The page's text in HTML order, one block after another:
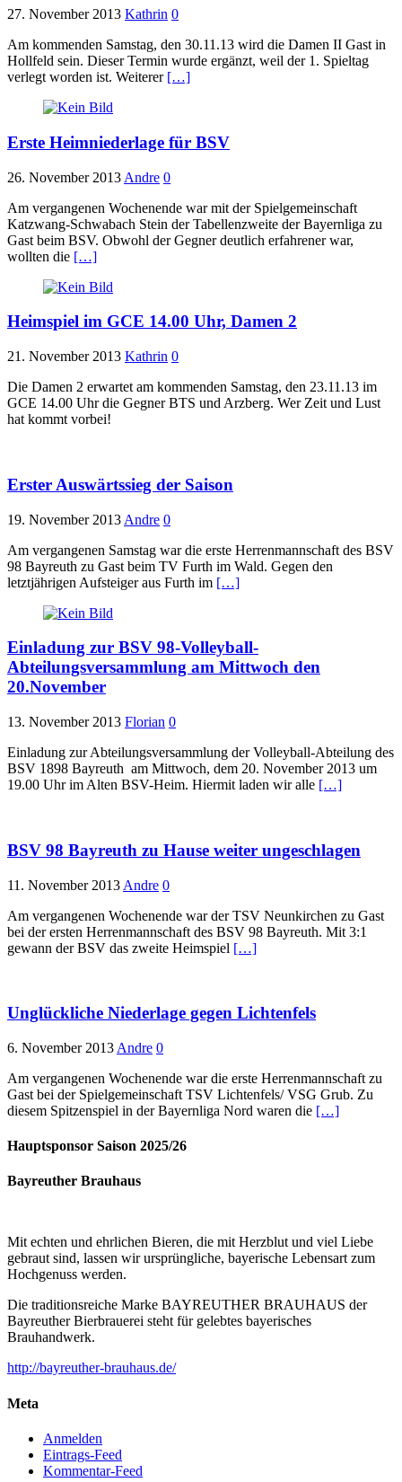
27. November 2013 Kathrin 0
Am kommenden Samstag, den 30.11.13 wird die Damen II Gast in
Hollfeld sein. Dieser Termin wurde ergänzt, weil der 1. Spieltag
verlegt worden ist. Weiterer […]
Erste Heimniederlage für BSV
26. November 2013 Andre 0
Am vergangenen Wochenende war mit der Spielgemeinschaft
Katzwang-Schwabach Stein der Tabellenzweite der Bayernliga zu
Gast beim BSV. Obwohl der Gegner deutlich erfahrener war,
wollten die […]
Heimspiel im GCE 14.00 Uhr, Damen 2
21. November 2013 Kathrin 0
Die Damen 2 erwartet am kommenden Samstag, den 23.11.13 im
GCE 14.00 Uhr die Gegner BTS und Arzberg. Wer Zeit und Lust
hat kommt vorbei!
Erster Auswärtssieg der Saison
19. November 2013 Andre 0
Am vergangenen Samstag war die erste Herrenmannschaft des BSV
98 Bayreuth zu Gast beim TV Furth im Wald. Gegen den
letztjährigen Aufsteiger aus Furth im […]
Einladung zur BSV 98-Volleyball-
Abteilungsversammlung am Mittwoch den
20.November
13. November 2013 Florian 0
Einladung zur Abteilungsversammlung der Volleyball-Abteilung des
BSV 1898 Bayreuth am Mittwoch, dem 20. November 2013 um
19.00 Uhr im Alten BSV-Heim. Hiermit laden wir alle […]
BSV 98 Bayreuth zu Hause weiter ungeschlagen
11. November 2013 Andre 0
Am vergangenen Wochenende war der TSV Neunkirchen zu Gast
bei der ersten Herrenmannschaft des BSV 98 Bayreuth. Mit 3:1
gewann der BSV das zweite Heimspiel […]
Unglückliche Niederlage gegen Lichtenfels
6. November 2013 Andre 0
Am vergangenen Wochenende war die erste Herrenmannschaft zu
Gast bei der Spielgemeinschaft TSV Lichtenfels/ VSG Grub. Zu
diesem Spitzenspiel in der Bayernliga Nord waren die […]
Hauptsponsor Saison 2025/26
Bayreuther Brauhaus
Mit echten und ehrlichen Bieren, die mit Herzblut und viel Liebe
gebraut sind, lassen wir ursprüngliche, bayerische Lebensart zum
Hochgenuss werden.
Die traditionsreiche Marke BAYREUTHER BRAUHAUS der
Bayreuther Bierbrauerei steht für gelebtes bayerisches
Brauhandwerk.
http://bayreuther-brauhaus.de/
Meta
Anmelden
Eintrags-Feed
Kommentar-Feed